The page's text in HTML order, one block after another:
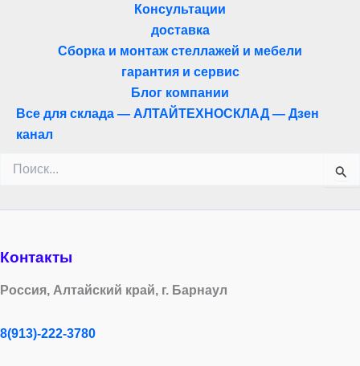
Консультации
доставка
Сборка и монтаж стеллажей и мебели
гарантия и сервис
Блог компании
Все для склада — АЛТАЙТЕХНОСКЛАД — Дзен
канал
Поиск:
Контакты
Россия, Алтайский край, г. Барнаул
8(913)-222-3780